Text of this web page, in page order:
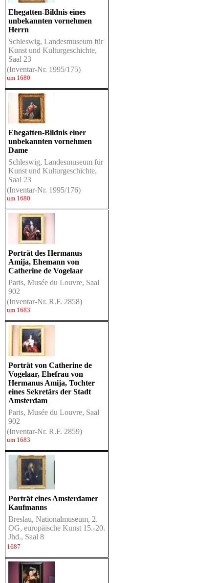
Ehegatten-Bildnis eines
unbekannten vornehmen
Herrn
Schleswig, Landesmuseum für
Kunst und Kulturgeschichte,
Saal 23
(Inventar-Nr. 1995/175)
um 1680
Ehegatten-Bildnis einer
unbekannten vornehmen
Dame
Schleswig, Landesmuseum für
Kunst und Kulturgeschichte,
Saal 23
(Inventar-Nr. 1995/176)
um 1680
Porträt des Hermanus
Amija, Ehemann von
Catherine de Vogelaar
Paris, Musée du Louvre, Saal
902
(Inventar-Nr. R.F. 2858)
um 1683
Porträt von Catherine de
Vogelaar, Ehefrau von
Hermanus Amija, Tochter
eines Sekretärs der Stadt
Amsterdam
Paris, Musée du Louvre, Saal
902
(Inventar-Nr. R.F. 2859)
um 1683
Porträt eines Amsterdamer
Kaufmanns
Breslau, Nationalmuseum, 2.
OG, europäische Kunst 15.-20.
Jhd., Saal 8
1687